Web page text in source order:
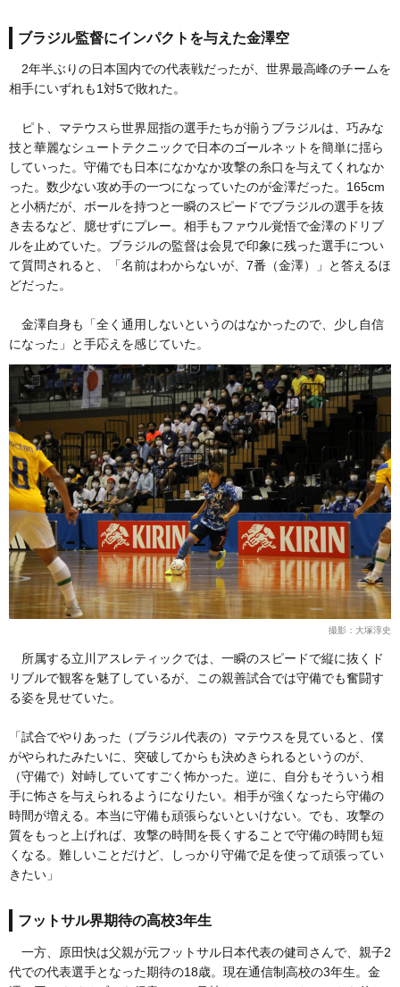
ブラジル監督にインパクトを与えた金澤空
2年半ぶりの日本国内での代表戦だったが、世界最高峰のチームを
相手にいずれも1対5で敗れた。
ピト、マテウスら世界屈指の選手たちが揃うブラジルは、巧みな
技と華麗なシュートテクニックで日本のゴールネットを簡単に揺ら
していった。守備でも日本になかなか攻撃の糸口を与えてくれなか
った。数少ない攻め手の一つになっていたのが金澤だった。165cm
と小柄だが、ボールを持つと一瞬のスピードでブラジルの選手を抜
き去るなど、臆せずにプレー。相手もファウル覚悟で金澤のドリブ
ルを止めていた。ブラジルの監督は会見で印象に残った選手につい
て質問されると、「名前はわからないが、7番（金澤）」と答えるほ
どだった。
金澤自身も「全く通用しないというのはなかったので、少し自信
になった」と手応えを感じていた。
撮影：大塚淳史
所属する立川アスレティックでは、一瞬のスピードで縦に抜くド
リブルで観客を魅了しているが、この親善試合では守備でも奮闘す
る姿を見せていた。
「試合でやりあった（ブラジル代表の）マテウスを見ていると、僕
がやられたみたいに、突破してからも決めきられるというのが、
（守備で）対峙していてすごく怖かった。逆に、自分もそういう相
手に怖さを与えられるようになりたい。相手が強くなったら守備の
時間が増える。本当に守備も頑張らないといけない。でも、攻撃の
質をもっと上げれば、攻撃の時間を長くすることで守備の時間も短
くなる。難しいことだけど、しっかり守備で足を使って頑張ってい
きたい」
フットサル界期待の高校3年生
一方、原田快は父親が元フットサル日本代表の健司さんで、親子2
代での代表選手となった期待の18歳。現在通信制高校の3年生。金